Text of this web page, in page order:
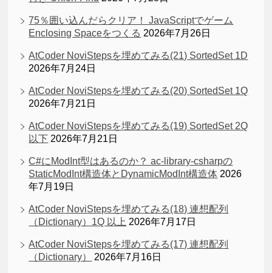
75％囲い込んだらクリア！ JavaScriptでゲーム
Enclosing Spaceをつくる 2026年7月26日
AtCoder NoviStepsを埋めてみる(21) SortedSet 1D
2026年7月24日
AtCoder NoviStepsを埋めてみる(20) SortedSet 1Q
2026年7月21日
AtCoder NoviStepsを埋めてみる(19) SortedSet 2Q
以下 2026年7月21日
C#にModInt型はあるのか？ ac-library-csharpの
StaticModInt構造体とDynamicModInt構造体 2026
年7月19日
AtCoder NoviStepsを埋めてみる(18) 連想配列
（Dictionary）1Q 以上 2026年7月17日
AtCoder NoviStepsを埋めてみる(17) 連想配列
（Dictionary）
2026年7月16日